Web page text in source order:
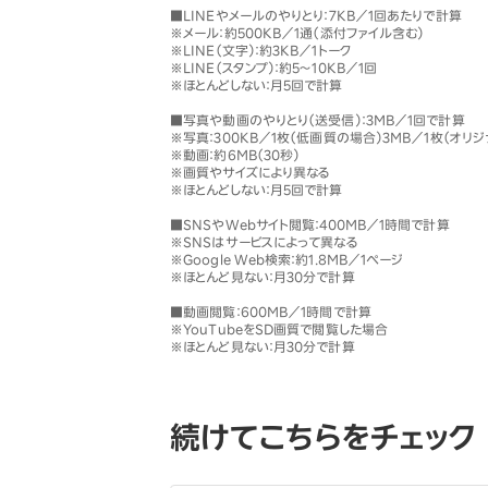
■LINEやメールのやりとり：7KB／1回あたりで計算
※メール：約500KB／1通（添付ファイル含む）
※LINE（文字）：約3KB／1トーク
※LINE（スタンプ）：約5〜10KB／1回
※ほとんどしない：月5回で計算
■写真や動画のやりとり（送受信）：3MB／1回で計算
※写真：300KB／1枚（低画質の場合）3MB／1枚（オリジ
※動画：約6MB（30秒）
※画質やサイズにより異なる
※ほとんどしない：月5回で計算
■SNSやWebサイト閲覧：400MB／1時間で計算
※SNSはサービスによって異なる
※Google Web検索：約1.8MB／1ページ
※ほとんど見ない：月30分で計算
■動画閲覧：600MB／1時間で計算
※YouTubeをSD画質で閲覧した場合
※ほとんど見ない：月30分で計算
続けてこちらをチェック